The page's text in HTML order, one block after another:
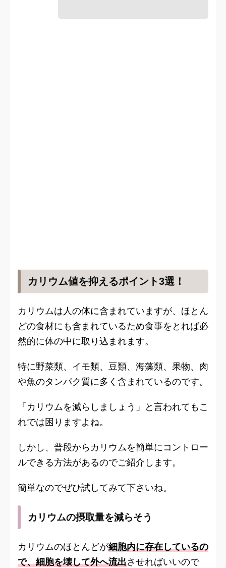
カリウム値を抑えるポイント3選！
カリウムは人の体に含まれていますが、ほとん
どの食材にも含まれているため食事をとれば必
然的に体の中に取り込まれます。
特に野菜類、イモ類、豆類、海藻類、果物、肉
や魚のタンパク質に多く含まれているのです。
「カリウムを減らしましょう」と言われてもこ
れでは困りますよね。
しかし、普段からカリウムを簡単にコントロー
ルできる方法があるのでご紹介します。
簡単なのでぜひ試してみて下さいね。
カリウムの摂取量を減らそう
カリウムのほとんどが細胞内に存在しているの
で、細胞を壊して外へ流出させればいいので